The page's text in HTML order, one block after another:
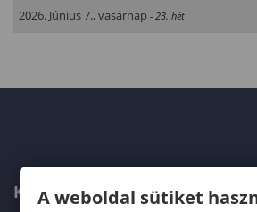
2026. Június 7., vasárnap - 23. hét
KARUNK
A weboldal sütiket